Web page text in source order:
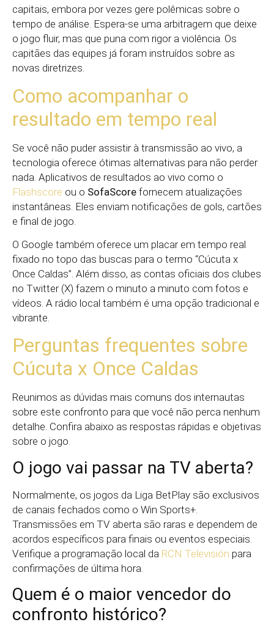
capitais, embora por vezes gere polêmicas sobre o
tempo de análise. Espera-se uma arbitragem que deixe
o jogo fluir, mas que puna com rigor a violência. Os
capitães das equipes já foram instruídos sobre as
novas diretrizes.
Como acompanhar o
resultado em tempo real
Se você não puder assistir à transmissão ao vivo, a
tecnologia oferece ótimas alternativas para não perder
nada. Aplicativos de resultados ao vivo como o
Flashscore ou o SofaScore fornecem atualizações
instantâneas. Eles enviam notificações de gols, cartões
e final de jogo.
O Google também oferece um placar em tempo real
fixado no topo das buscas para o termo “Cúcuta x
Once Caldas”. Além disso, as contas oficiais dos clubes
no Twitter (X) fazem o minuto a minuto com fotos e
vídeos. A rádio local também é uma opção tradicional e
vibrante.
Perguntas frequentes sobre
Cúcuta x Once Caldas
Reunimos as dúvidas mais comuns dos internautas
sobre este confronto para que você não perca nenhum
detalhe. Confira abaixo as respostas rápidas e objetivas
sobre o jogo.
O jogo vai passar na TV aberta?
Normalmente, os jogos da Liga BetPlay são exclusivos
de canais fechados como o Win Sports+.
Transmissões em TV aberta são raras e dependem de
acordos específicos para finais ou eventos especiais.
Verifique a programação local da RCN Televisión para
confirmações de última hora.
Quem é o maior vencedor do
confronto histórico?